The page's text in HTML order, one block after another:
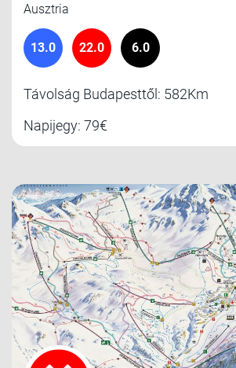
Ausztria
13.0 22.0 6.0
Távolság Budapesttől: 582Km
Napijegy: 79€